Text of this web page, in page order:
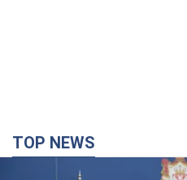
"Ми вдячні, але цього
закликав посилити